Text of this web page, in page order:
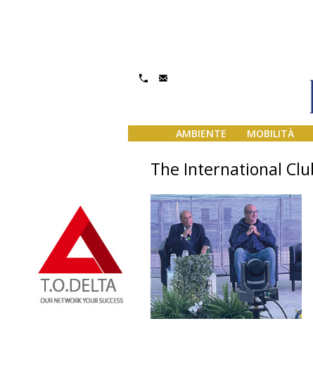
AMBIENTE MOBILITÀ
The International